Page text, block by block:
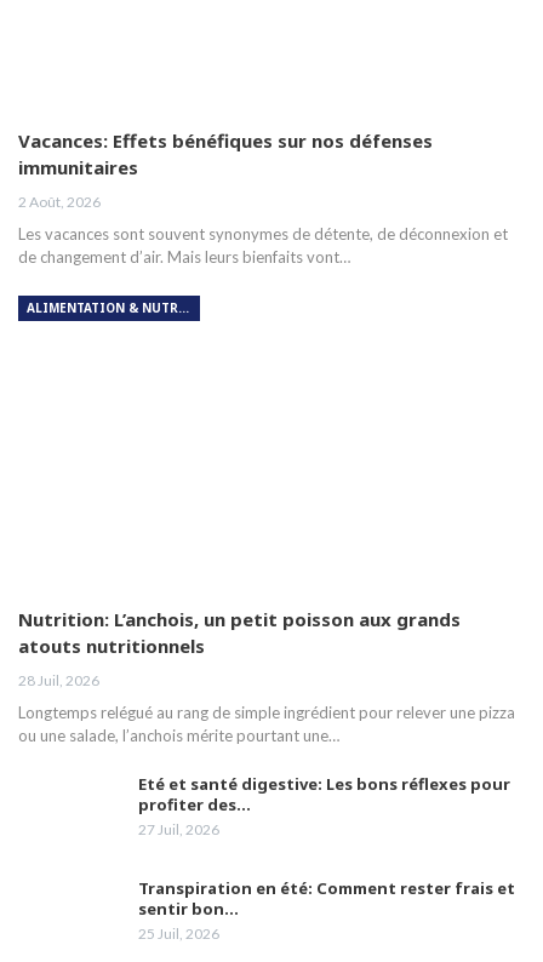
Vacances: Effets bénéfiques sur nos défenses
immunitaires
2 Août, 2026
Les vacances sont souvent synonymes de détente, de déconnexion et
de changement d’air. Mais leurs bienfaits vont…
ALIMENTATION & NUTRITION
Nutrition: L’anchois, un petit poisson aux grands
atouts nutritionnels
28 Juil, 2026
Longtemps relégué au rang de simple ingrédient pour relever une pizza
ou une salade, l’anchois mérite pourtant une…
Eté et santé digestive: Les bons réflexes pour
profiter des…
27 Juil, 2026
Transpiration en été: Comment rester frais et
sentir bon…
25 Juil, 2026